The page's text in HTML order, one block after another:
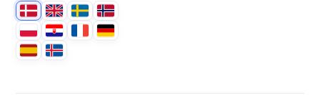
DanmarkUnited Kingdom
SverigeNorge
PolskaHrvatskaFranceDeutschland
EspanaÍsland